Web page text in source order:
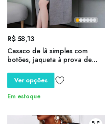
R$58,13
Casaco de lã simples com
botões, jaqueta à prova de
panturrilha, cintura apertada,
quente para o trabalho,
inverno
Ver opções
Em estoque